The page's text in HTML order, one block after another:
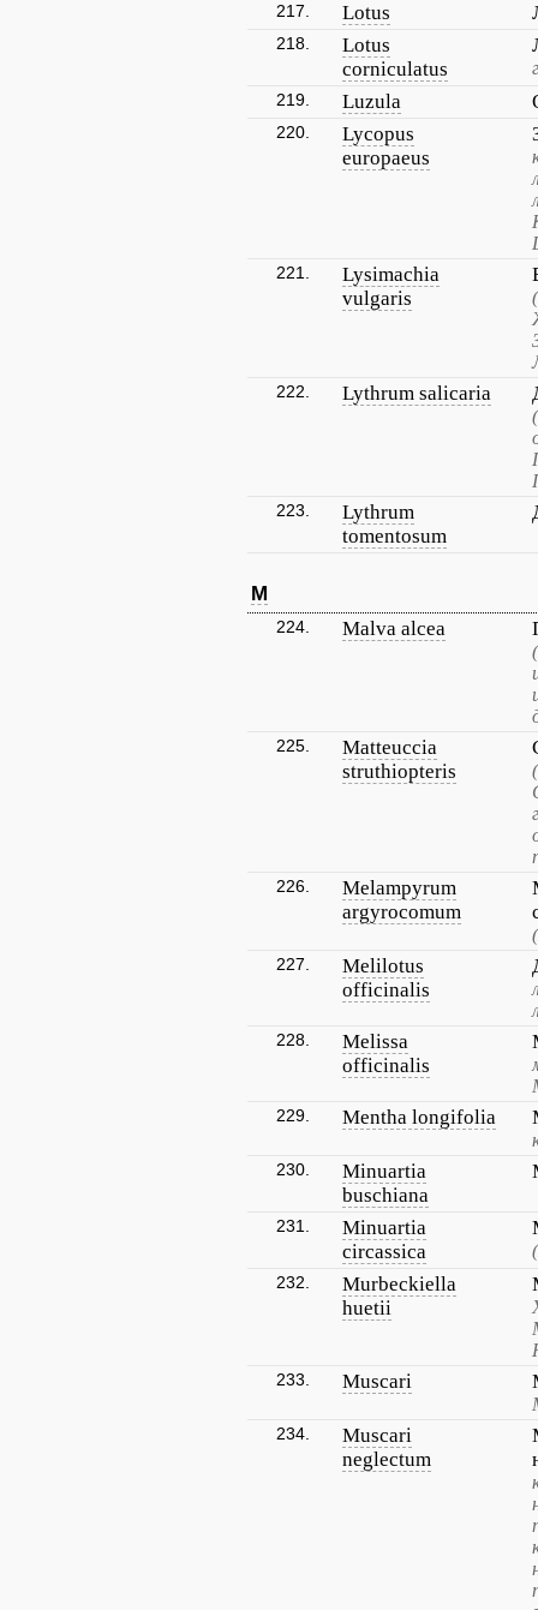
217. Lotus
218.
Lotus
corniculatus
219. Luzula
220.
Lycopus
europaeus
221.
Lysimachia
vulgaris
222. Lythrum salicaria
223.
Lythrum
tomentosum
M
224. Malva alcea
225.
Matteuccia
struthiopteris
226.
Melampyrum
argyrocomum
227.
Melilotus
officinalis
228.
Melissa
officinalis
229. Mentha longifolia
230.
Minuartia
buschiana
231.
Minuartia
circassica
232.
Murbeckiella
huetii
233. Muscari
234.
Muscari
neglectum